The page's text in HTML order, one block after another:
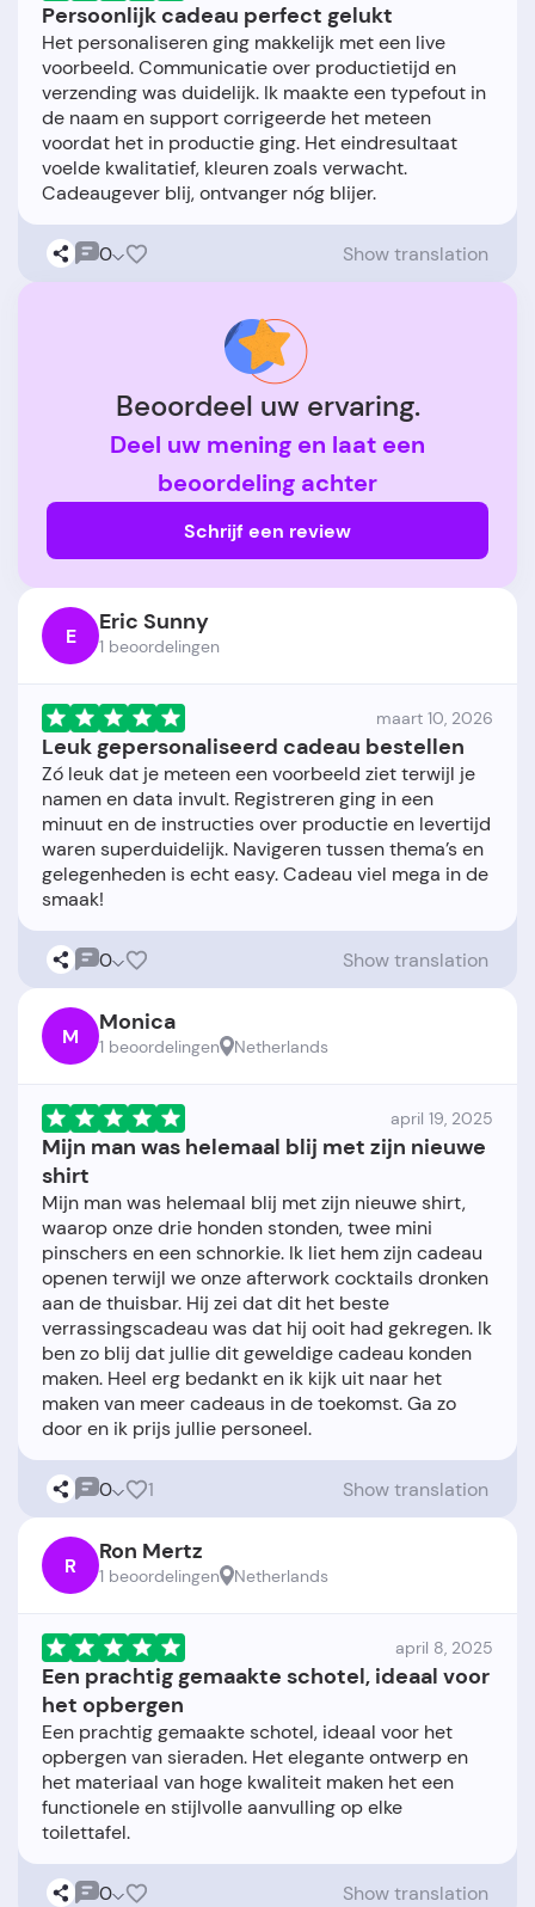
Persoonlijk cadeau perfect gelukt
Het personaliseren ging makkelijk met een live
voorbeeld. Communicatie over productietijd en
verzending was duidelijk. Ik maakte een typefout in
de naam en support corrigeerde het meteen
voordat het in productie ging. Het eindresultaat
voelde kwalitatief, kleuren zoals verwacht.
0 Show translation
Beoordeel uw ervaring.
Deel uw mening en laat een
beoordeling achter
Schrijf een review
E Eric Sunny
1 beoordelingen
maart 10, 2026
Leuk gepersonaliseerd cadeau bestellen
Zó leuk dat je meteen een voorbeeld ziet terwijl je
namen en data invult. Registreren ging in een
minuut en de instructies over productie en levertijd
waren superduidelijk. Navigeren tussen thema’s en
gelegenheden is echt easy. Cadeau viel mega in de
0 Show translation
M Monica
1 beoordelingen Netherlands
april 19, 2025
Mijn man was helemaal blij met zijn nieuwe
shirt
Mijn man was helemaal blij met zijn nieuwe shirt,
waarop onze drie honden stonden, twee mini
pinschers en een schnorkie. Ik liet hem zijn cadeau
openen terwijl we onze afterwork cocktails dronken
aan de thuisbar. Hij zei dat dit het beste
verrassingscadeau was dat hij ooit had gekregen. Ik
ben zo blij dat jullie dit geweldige cadeau konden
maken. Heel erg bedankt en ik kijk uit naar het
maken van meer cadeaus in de toekomst. Ga zo
0 1 Show translation
R Ron Mertz
1 beoordelingen Netherlands
april 8, 2025
Een prachtig gemaakte schotel, ideaal voor
het opbergen
Een prachtig gemaakte schotel, ideaal voor het
opbergen van sieraden. Het elegante ontwerp en
het materiaal van hoge kwaliteit maken het een
functionele en stijlvolle aanvulling op elke
0 Show translation